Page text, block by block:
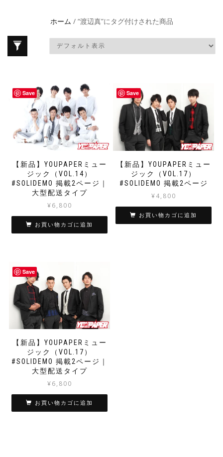
ホーム / “渡辺真”にタグ付けされた商品
Save
【新品】YOUPAPERミュー
ジック（VOL.14）
#SOLIDEMO 掲載2ページ｜
大型配送タイプ
¥6,800
お買い物カゴに追加
Save
【新品】YOUPAPERミュー
ジック（VOL.17）
#SOLIDEMO 掲載2ページ
¥4,800
お買い物カゴに追加
Save
【新品】YOUPAPERミュー
ジック（VOL.17）
#SOLIDEMO 掲載2ページ｜
大型配送タイプ
¥6,800
お買い物カゴに追加